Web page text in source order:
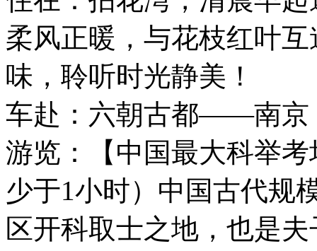
柔风正暖，与花枝红叶
味，聆听时光静美！
车赴：六朝古都——南京
游览：【中国最大科举
少于1小时）中国古代规
区开科取士之地，也是